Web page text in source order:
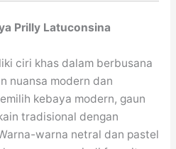
Prilly Latuconsina
ciri khas dalam berbusana
nuansa modern dan
kebaya modern, gaun
tradisional dengan
warna netral dan pastel